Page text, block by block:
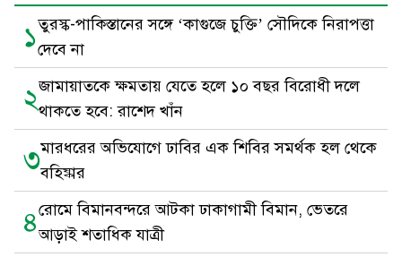
১তুরস্ক-পাকিস্তানের সঙ্গে ‘কাগুজে চুক্তি’ সৌদিকে নিরাপত্তা
দেবে না
২জামায়াতকে ক্ষমতায় যেতে হলে ১০ বছর বিরোধী দলে
থাকতে হবে: রাশেদ খাঁন
৩মারধরের অভিযোগে ঢাবির এক শিবির সমর্থক হল থেকে
বহিষ্কার
৪রোমে বিমানবন্দরে আটকা ঢাকাগামী বিমান, ভেতরে
আড়াই শতাধিক যাত্রী